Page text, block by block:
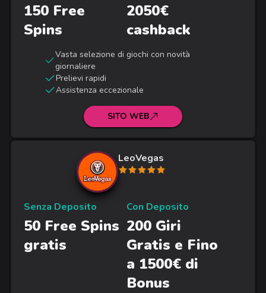
150 Free
Spins
2050€
cashback
Vasta selezione di giochi con novità
giornaliere
Prelievi rapidi
Assistenza eccezionale
SITO WEB
LeoVegas
Senza Deposito
50 Free Spins
gratis
Con Deposito
200 Giri
Gratis e Fino
a 1500€ di
Bonus